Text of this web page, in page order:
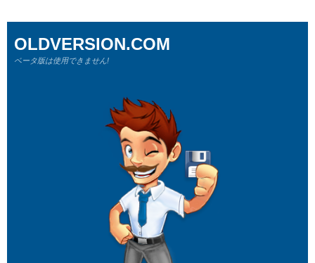
OLDVERSION.COM
ベータ版は使用できません!